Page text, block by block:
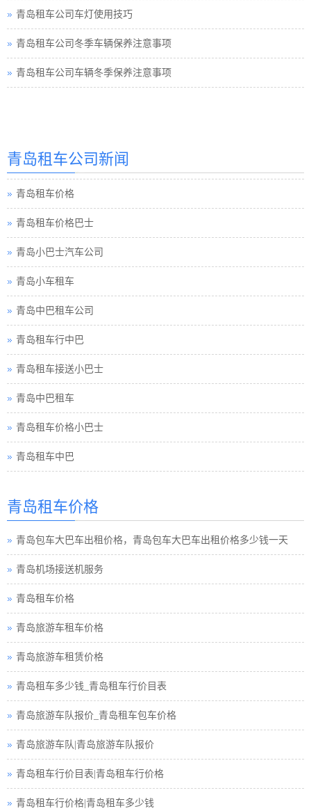
青岛租车公司车灯使用技巧
青岛租车公司冬季车辆保养注意事项
青岛租车公司车辆冬季保养注意事项
青岛租车公司新闻
青岛汽车租赁公司
青岛租车价格
青岛租车价格巴士
青岛小巴士汽车公司
青岛小车租车
青岛中巴租车公司
青岛租车行中巴
青岛租车接送小巴士
青岛中巴租车
青岛租车价格小巴士
青岛租车中巴
青岛包车旅游
青岛租车须知小车
青岛巴士租车公司
青岛小车租车公司
青岛旅游包车小车
青岛旅游小车车队
青岛租车接送小车
青岛旅游小车小车
青岛汽车租赁中巴
青岛租车行小车
青岛小车租赁公司
青岛租车价格
青岛包车大巴车出租价格，青岛包车大巴车出租价格多少钱一天
青岛机场接送机服务
青岛租车价格
青岛旅游车租车价格
青岛旅游车租赁价格
青岛租车多少钱_青岛租车行价目表
青岛旅游车队报价_青岛租车包车价格
青岛旅游车队|青岛旅游车队报价
青岛租车行价目表|青岛租车行价格
青岛租车行价格|青岛租车多少钱